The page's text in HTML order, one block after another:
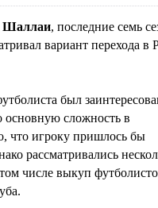
Шаллаи, последние семь
вариант перехода в
был
основную сложность в
что игроку пришлось бы
рассматривались
числе выкуп